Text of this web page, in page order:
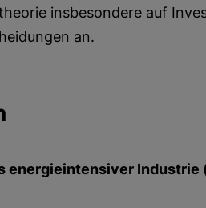
insbesondere auf
an.
energieintensiver Industrie